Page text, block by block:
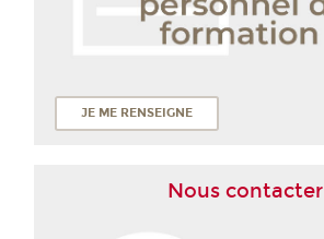
JE ME RENSEIGNE
Nous contacter